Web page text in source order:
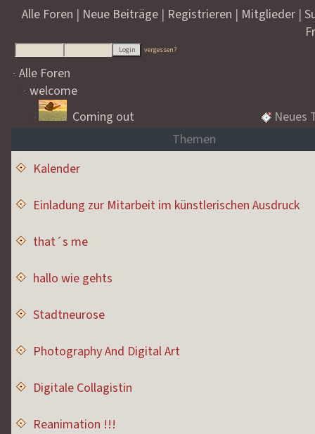
Alle Foren | Neue Beiträge | Registrieren | Mitglieder |
vergessen?
Alle Foren
welcome
Coming out
Neues
Themen
Kalender
Einladung zur Mitarbeit im künstlerischen Ausdruck
that´s me
hallo wie gehts
Stadtneurose
Photography And Digital Art
Digitale Collagistin
Reanimation !!!